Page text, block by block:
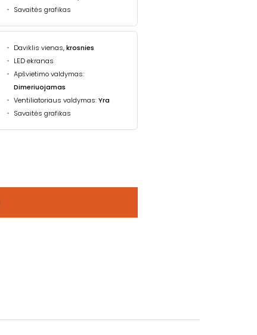
Savaitės grafikas
Daviklis vienas,krosnies
LED ekranas
Apšvietimo valdymas:
Dimeriuojamas
Ventiliatoriaus valdymas:Yra
Savaitės grafikas